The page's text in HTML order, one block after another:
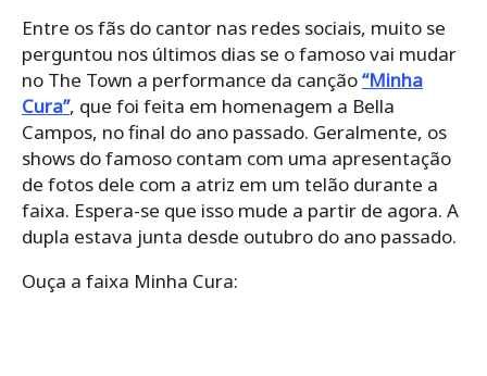
Entre os fãs do cantor nas redes sociais, muito se
perguntou nos últimos dias se o famoso vai mudar
no The Town a performance da canção“Minha
Cura”, que foi feita em homenagem a Bella
Campos, no final do ano passado. Geralmente, os
shows do famoso contam com uma apresentação
de fotos dele com a atriz em um telão durante a
faixa. Espera-se que isso mude a partir de agora. A
dupla estava junta desde outubro do ano passado.
Ouça a faixa Minha Cura: